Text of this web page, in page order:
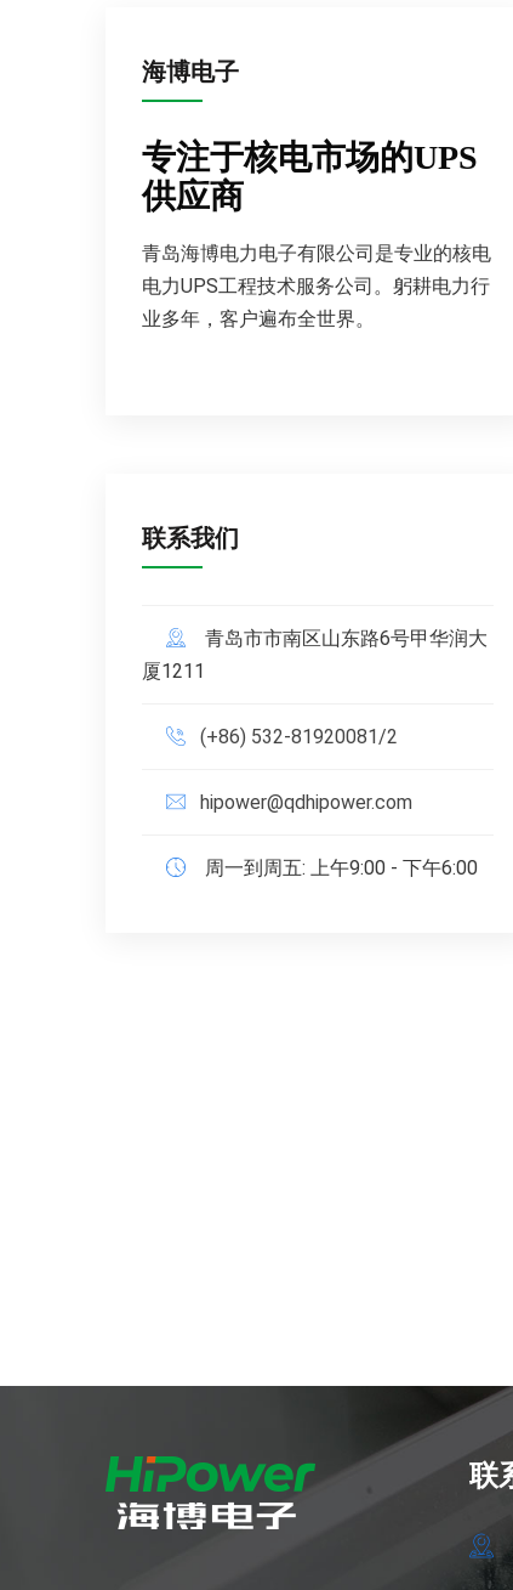
海博电子
专注于核电市场的UPS
供应商
青岛海博电力电子有限公司是专业的核电
电力UPS工程技术服务公司。躬耕电力行
业多年，客户遍布全世界。
联系我们
青岛市市南区山东路6号甲华润大
厦1211
(+86) 532-81920081/2
hipower@qdhipower.com
周一到周五: 上午9:00 - 下午6:00
联